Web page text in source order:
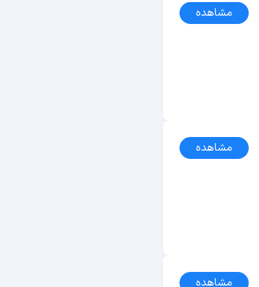
مشاهده
مشاهده
مشاهده